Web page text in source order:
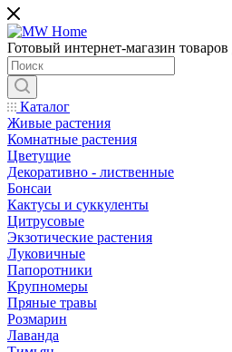
Готовый интернет-магазин товаров
Каталог
Живые растения
Комнатные растения
Цветущие
Декоративно - лиственные
Бонсаи
Кактусы и суккуленты
Цитрусовые
Экзотические растения
Луковичные
Папоротники
Крупномеры
Пряные травы
Розмарин
Лаванда